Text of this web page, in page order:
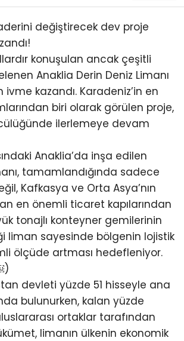
değiştirecek dev proje
konuşulan ancak çeşitli
Anaklia Derin Deniz Limanı
ivme kazandı. Karadeniz’in en
biri olarak görülen proje,
ilerlemeye devam
Anaklia’da inşa edilen
tamamlandığında sadece
Kafkasya ve Orta Asya’nın
en önemli ticaret kapılarından
tonajlı konteyner gemilerinin
liman sayesinde bölgenin lojistik
ölçüde artması hedefleniyor.
devleti yüzde 51 hisseyle ana
bulunurken, kalan yüzde
ortaklar tarafından
limanın ülkenin ekonomik